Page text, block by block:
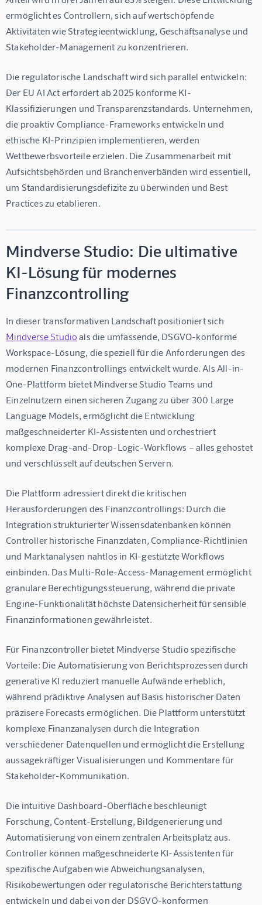
ermöglicht es Controllern, sich auf wertschöpfende
Aktivitäten wie Strategieentwicklung, Geschäftsanalyse und
Stakeholder-Management zu konzentrieren.
Die regulatorische Landschaft wird sich parallel entwickeln:
Der EU AI Act erfordert ab 2025 konforme KI-
Klassifizierungen und Transparenzstandards. Unternehmen,
die proaktiv Compliance-Frameworks entwickeln und
ethische KI-Prinzipien implementieren, werden
Wettbewerbsvorteile erzielen. Die Zusammenarbeit mit
Aufsichtsbehörden und Branchenverbänden wird essentiell,
um Standardisierungsdefizite zu überwinden und Best
Practices zu etablieren.
Mindverse Studio: Die ultimative
KI-Lösung für modernes
Finanzcontrolling
In dieser transformativen Landschaft positioniert sich
Mindverse Studio als die umfassende, DSGVO-konforme
Workspace-Lösung, die speziell für die Anforderungen des
modernen Finanzcontrollings entwickelt wurde. Als All-in-
One-Plattform bietet Mindverse Studio Teams und
Einzelnutzern einen sicheren Zugang zu über 300 Large
Language Models, ermöglicht die Entwicklung
maßgeschneiderter KI-Assistenten und orchestriert
komplexe Drag-and-Drop-Logic-Workflows – alles gehostet
und verschlüsselt auf deutschen Servern.
Die Plattform adressiert direkt die kritischen
Herausforderungen des Finanzcontrollings: Durch die
Integration strukturierter Wissensdatenbanken können
Controller historische Finanzdaten, Compliance-Richtlinien
und Marktanalysen nahtlos in KI-gestützte Workflows
einbinden. Das Multi-Role-Access-Management ermöglicht
granulare Berechtigungssteuerung, während die private
Engine-Funktionalität höchste Datensicherheit für sensible
Finanzinformationen gewährleistet.
Für Finanzcontroller bietet Mindverse Studio spezifische
Vorteile: Die Automatisierung von Berichtsprozessen durch
generative KI reduziert manuelle Aufwände erheblich,
während prädiktive Analysen auf Basis historischer Daten
präzisere Forecasts ermöglichen. Die Plattform unterstützt
komplexe Finanzanalysen durch die Integration
verschiedener Datenquellen und ermöglicht die Erstellung
aussagekräftiger Visualisierungen und Kommentare für
Stakeholder-Kommunikation.
Die intuitive Dashboard-Oberfläche beschleunigt
Forschung, Content-Erstellung, Bildgenerierung und
Automatisierung von einem zentralen Arbeitsplatz aus.
Controller können maßgeschneiderte KI-Assistenten für
spezifische Aufgaben wie Abweichungsanalysen,
Risikobewertungen oder regulatorische Berichterstattung
entwickeln und dabei von der DSGVO-konformen